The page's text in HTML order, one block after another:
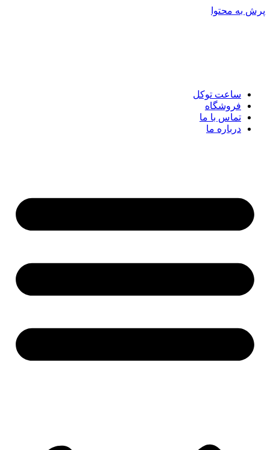
پرش به محتوا
ساعت توکل
فروشگاه
تماس با ما
درباره ما